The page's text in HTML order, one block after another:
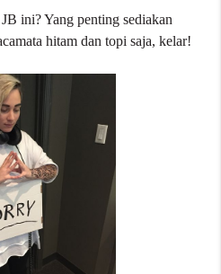
ini? Yang penting sediakan
hitam dan topi saja, kelar!